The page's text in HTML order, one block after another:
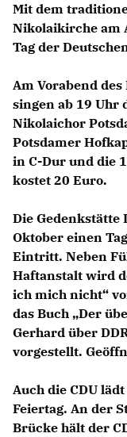
Mit dem
Nikolaikirche am
Tag der
Am Vorabend des
singen ab 19 Uhr
Nikolaichor
Potsdamer
in C-Dur und die
kostet 20 Euro.
Die
Oktober einen
Eintritt. Neben
Haftanstalt wird
ich mich nicht“
das Buch „Der
Gerhard über
vorgestellt.
Auch die CDU
Feiertag. An der
Brücke hält der